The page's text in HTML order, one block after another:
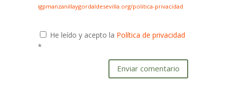
igpmanzanillaygordaldesevilla.org/politica-privacidad
He leído y acepto la Política de privacidad
*
Enviar comentario